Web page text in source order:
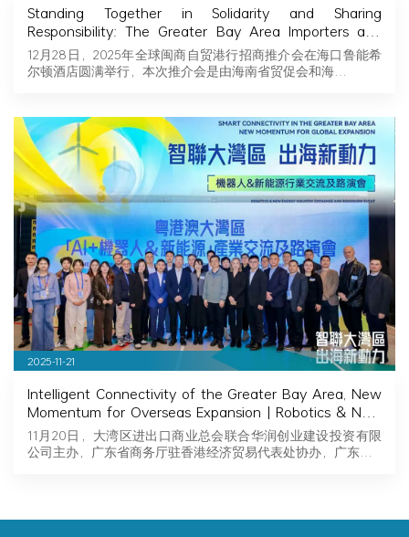
Standing Together in Solidarity and Sharing
Responsibility: The Greater Bay Area Importers and
Exporters Association Explores New Opportunities in
Hainan, Joining Hands with Fujian Businessmen to
Seize Business Opportunities in Hainan!
12月28日，2025年全球闽商自贸港行招商推介会在海口鲁能希
尔顿酒店圆满举行，本次推介会是由海南省贸促会和海…
2025-11-21
Intelligent Connectivity of the Greater Bay Area, New
Momentum for Overseas Expansion | Robotics & New
Energy Industry Exchange and Roadshow Successfully
Held in Hong Kong
11月20日，大湾区进出口商业总会联合华润创业建设投资有限
公司主办，广东省商务厅驻香港经济贸易代表处协办，广东…